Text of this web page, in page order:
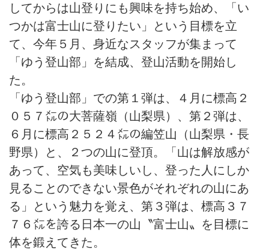
してからは山登りにも興味を持ち始め、「い
つかは富士山に登りたい」という目標を立
て、今年５月、身近なスタッフが集まって
「ゆう登山部」を結成、登山活動を開始し
た。
「ゆう登山部」での第１弾は、４月に標高２
０５７㍍の大菩薩嶺（山梨県）、第２弾は、
６月に標高２５２４㍍の編笠山（山梨県・長
野県）と、２つの山に登頂。「山は解放感が
あって、空気も美味しいし、登った人にしか
見ることのできない景色がそれぞれの山にあ
る」という魅力を覚え、第３弾は、標高３７
７６㍍を誇る日本一の山〝富士山〟を目標に
体を鍛えてきた。